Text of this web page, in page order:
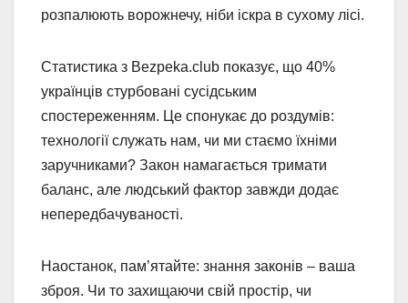
розпалюють ворожнечу, ніби іскра в сухому лісі.
Статистика з Bezpeka.club показує, що 40%
українців стурбовані сусідським
спостереженням. Це спонукає до роздумів:
технології служать нам, чи ми стаємо їхніми
заручниками? Закон намагається тримати
баланс, але людський фактор завжди додає
непередбачуваності.
Наостанок, пам’ятайте: знання законів – ваша
зброя. Чи то захищаючи свій простір, чи